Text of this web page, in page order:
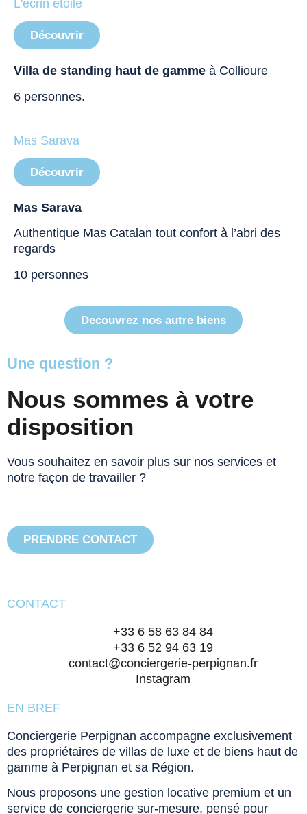
L'écrin étoilé
Découvrir
Villa de standing haut de gamme à Collioure
6 personnes.
Mas Sarava
Découvrir
Mas Sarava
Authentique Mas Catalan tout confort à l’abri des
regards
10 personnes
Decouvrez nos autre biens
Une question ?
Nous sommes à votre
disposition
Vous souhaitez en savoir plus sur nos services et
notre façon de travailler ?
PRENDRE CONTACT
CONTACT
+33 6 58 63 84 84
+33 6 52 94 63 19
contact@conciergerie-perpignan.fr
Instagram
EN BREF
Conciergerie Perpignan accompagne exclusivement
des propriétaires de villas de luxe et de biens haut de
gamme à Perpignan et sa Région.
Nous proposons une gestion locative premium et un
service de conciergerie sur-mesure, pensé pour